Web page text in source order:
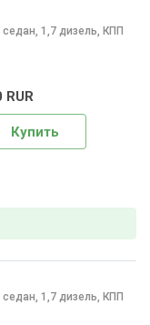
седан, 1,7 дизель, КПП
RUR
Купить
седан, 1,7 дизель, КПП